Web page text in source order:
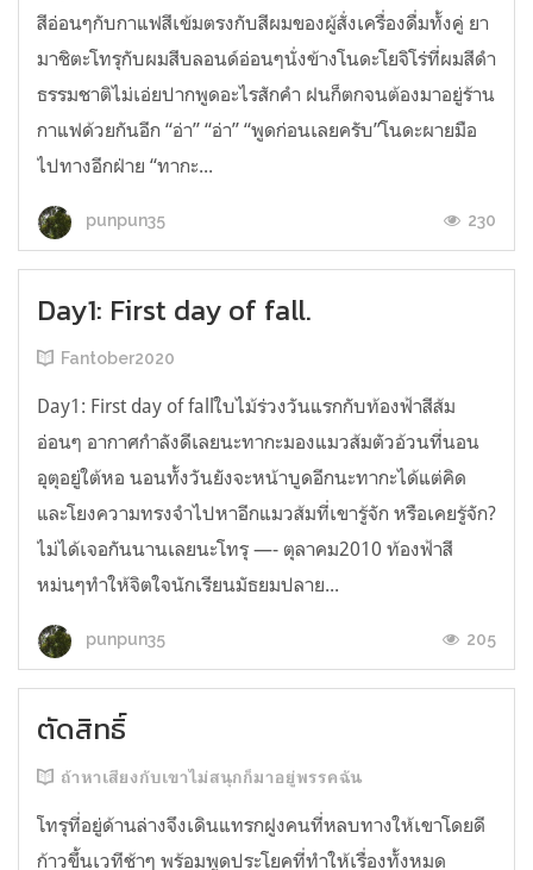
สีอ่อนๆกับกาแฟสีเข้มตรงกับสีผมของผู้สั่งเครื่องดื่มทั้งคู่ ยา
มาชิตะโทรุกับผมสีบลอนด์อ่อนๆนั่งข้างโนดะโยจิโร่ที่ผมสีดำ
ธรรมชาติไม่เอ่ยปากพูดอะไรสักคำ ฝนก็ตกจนต้องมาอยู่ร้าน
กาแฟด้วยกันอีก “อ่า” “อ่า” “พูดก่อนเลยครับ”โนดะผายมือ
ไปทางอีกฝ่าย “ทากะ...
punpun35 230
Day1: First day of fall.
Fantober2020
Day1: First day of fallใบไม้ร่วงวันแรกกับท้องฟ้าสีส้ม
อ่อนๆ อากาศกำลังดีเลยนะทากะมองแมวส้มตัวอ้วนที่นอน
อุตุอยู่ใต้หอ นอนทั้งวันยังจะหน้าบูดอีกนะทากะได้แต่คิด
และโยงความทรงจำไปหาอีกแมวส้มที่เขารู้จัก หรือเคยรู้จัก?
ไม่ได้เจอกันนานเลยนะโทรุ —- ตุลาคม2010 ท้องฟ้าสี
หม่นๆทำให้จิตใจนักเรียนมัธยมปลาย...
punpun35 205
ตัดสิทธิ์
ถ้าหาเสียงกับเขาไม่สนุกก็มาอยู่พรรคฉัน
โทรุที่อยู่ด้านล่างจึงเดินแทรกฝูงคนที่หลบทางให้เขาโดยดี
ก้าวขึ้นเวทีช้าๆ พร้อมพูดประโยคที่ทำให้เรื่องทั้งหมด